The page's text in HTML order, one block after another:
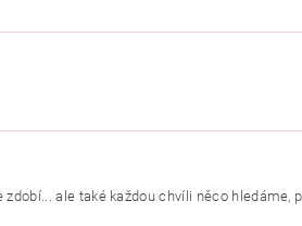
ale také každou chvíli něco